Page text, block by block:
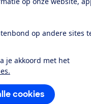
op andere sites
je akkoord met het
cookies